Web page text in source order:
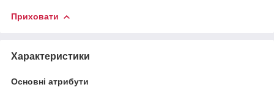
Приховати
Характеристики
Основні атрибути